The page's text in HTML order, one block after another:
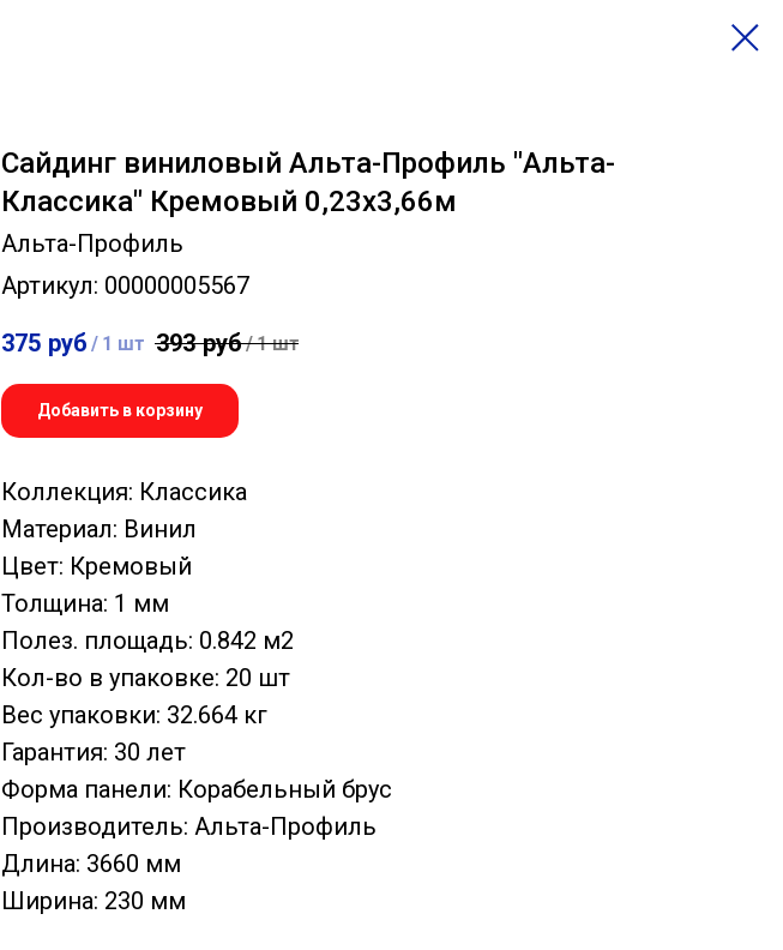
Сайдинг виниловый Альта-Профиль "Альта-
Классика" Кремовый 0,23х3,66м
Альта-Профиль
Артикул: 00000005567
375 руб / 1 шт 393 руб/1 шт
Добавить в корзину
Коллекция: Классика
Материал: Винил
Цвет: Кремовый
Толщина: 1 мм
Полез. площадь: 0.842 м2
Кол-во в упаковке: 20 шт
Вес упаковки: 32.664 кг
Гарантия: 30 лет
Форма панели: Корабельный брус
Производитель: Альта-Профиль
Длина: 3660 мм
Ширина: 230 мм